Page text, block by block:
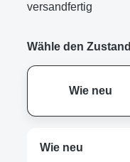
versandfertig
Wähle den Zustand
Wie neu
Wie neu